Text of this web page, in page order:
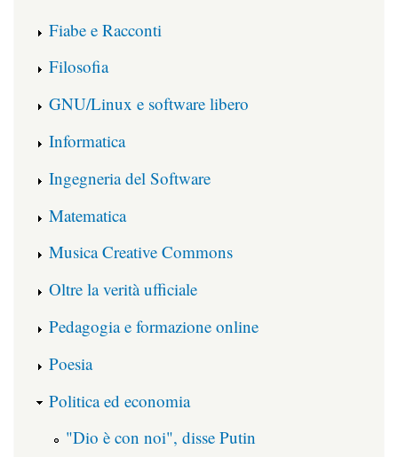
Fiabe e Racconti
Filosofia
GNU/Linux e software libero
Informatica
Ingegneria del Software
Matematica
Musica Creative Commons
Oltre la verità ufficiale
Pedagogia e formazione online
Poesia
Politica ed economia
"Dio è con noi", disse Putin